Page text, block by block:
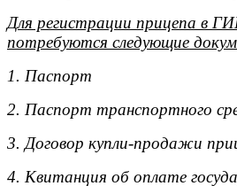
Для регистрации прицепа в
потребуются следующие
1. Паспорт
2. Паспорт транспортного
3. Договор купли-продажи
4. Квитанция об оплате